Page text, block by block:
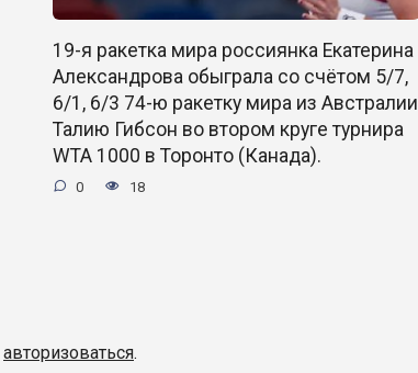
19-я ракетка мира россиянка Екатерина
Александрова обыграла со счётом 5/7,
6/1, 6/3 74-ю ракетку мира из Австралии
Талию Гибсон во втором круге турнира
WTA 1000 в Торонто (Канада).
0 18
авторизоваться.